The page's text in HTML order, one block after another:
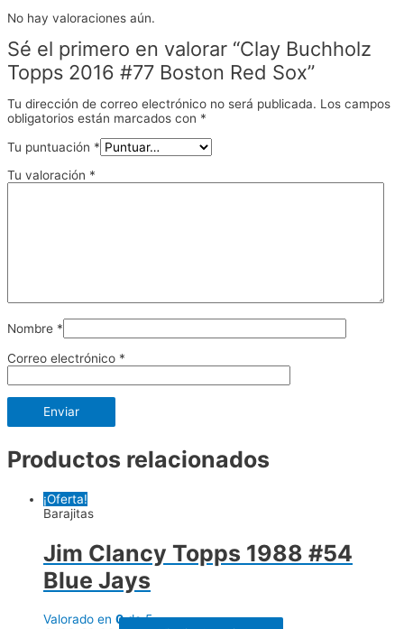
No hay valoraciones aún.
Sé el primero en valorar “Clay Buchholz
Topps 2016 #77 Boston Red Sox”
Tu dirección de correo electrónico no será publicada. Los campos
obligatorios están marcados con *
Tu puntuación *
Tu valoración *
Nombre *
Correo electrónico *
Productos relacionados
¡Oferta!
Barajitas
Jim Clancy Topps 1988 #54
Blue Jays
Valorado en 0de 5